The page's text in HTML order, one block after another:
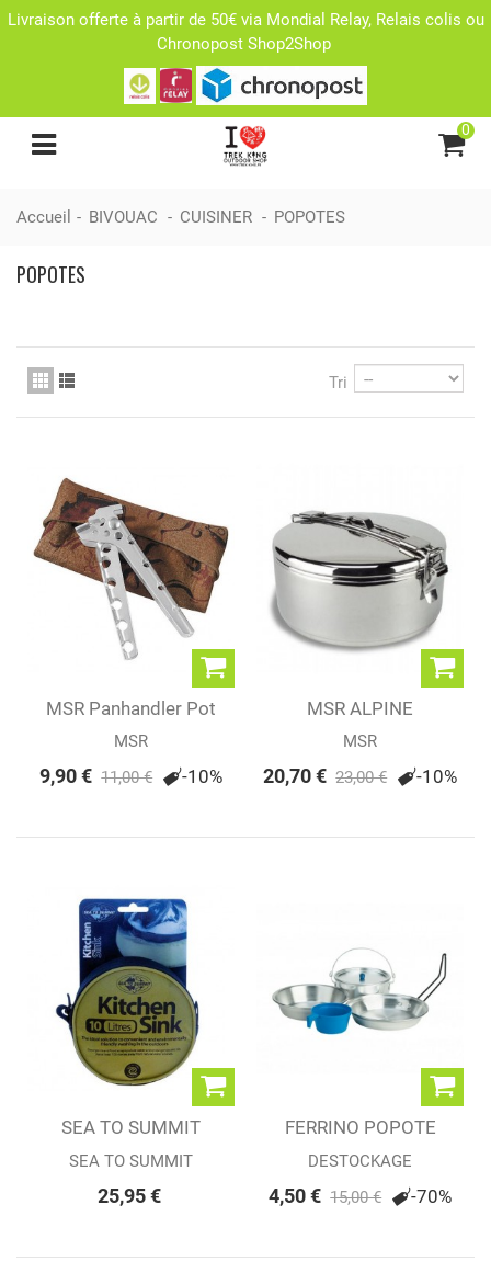
Livraison offerte à partir de 50€ via Mondial Relay, Relais colis ou
Chronopost Shop2Shop
0
Accueil - BIVOUAC - CUISINER - POPOTES
POPOTES
Tri
MSR Panhandler Pot
Lifter
MSR
9,90 € 11,00 € -10%
MSR ALPINE
STOWAWAY POT
MSR
20,70 € 23,00 € -10%
SEA TO SUMMIT
BASSINE...
SEA TO SUMMIT
25,95 €
FERRINO POPOTE
MONO
DESTOCKAGE
4,50 € 15,00 € -70%